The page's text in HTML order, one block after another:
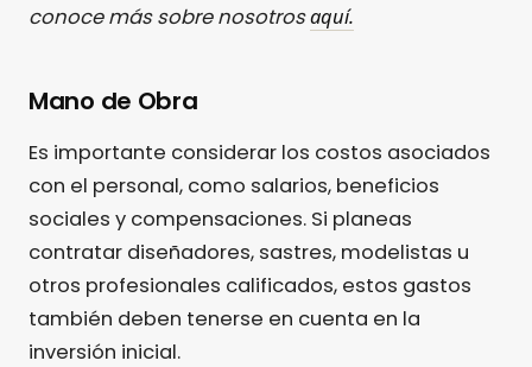
conoce más sobre nosotrosaquí.
Mano de Obra
Es importante considerar los costos asociados
con el personal, como salarios, beneficios
sociales y compensaciones. Si planeas
contratar diseñadores, sastres, modelistas u
otros profesionales calificados, estos gastos
también deben tenerse en cuenta en la
inversión inicial.